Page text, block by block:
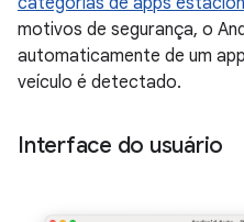
motivos de segurança, o
automaticamente de um
veículo é detectado.
Interface do usuário